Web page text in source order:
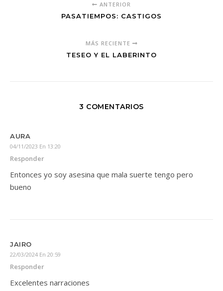
ANTERIOR
PASATIEMPOS: CASTIGOS
MÁS RECIENTE
TESEO Y EL LABERINTO
3 COMENTARIOS
AURA
04/11/2023 En 13:20
Responder
Entonces yo soy asesina que mala suerte tengo pero
bueno
JAIRO
22/03/2024 En 20:59
Responder
Excelentes narraciones